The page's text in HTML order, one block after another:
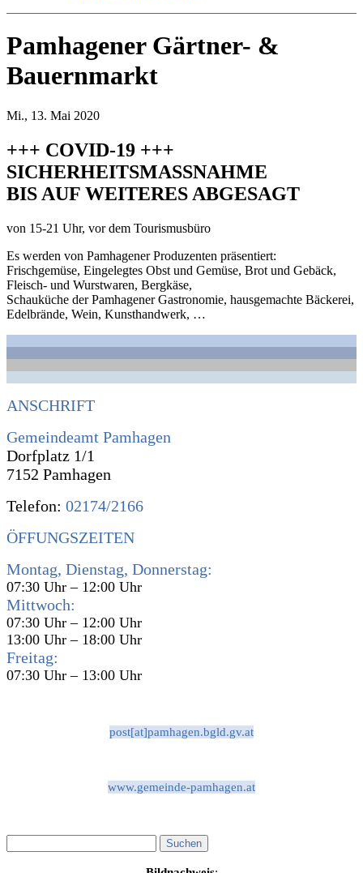
Pamhagener Gärtner- &
Bauernmarkt
Mi., 13. Mai 2020
+++ COVID-19 +++
SICHERHEITSMASSNAHME
BIS AUF WEITERES ABGESAGT
von 15-21 Uhr, vor dem Tourismusbüro
Es werden von Pamhagener Produzenten präsentiert:
Frischgemüse, Eingelegtes Obst und Gemüse, Brot und Gebäck,
Fleisch- und Wurstwaren, Bergkäse,
Schauküche der Pamhagener Gastronomie, hausgemachte Bäckerei,
Edelbrände, Wein, Kunsthandwerk, …
ANSCHRIFT
Gemeindeamt Pamhagen
Dorfplatz 1/1
7152 Pamhagen
Telefon: 02174/2166
ÖFFUNGSZEITEN
Montag, Dienstag, Donnerstag:
07:30 Uhr – 12:00 Uhr
Mittwoch:
07:30 Uhr – 12:00 Uhr
13:00 Uhr – 18:00 Uhr
Freitag:
07:30 Uhr – 13:00 Uhr
post[at]pamhagen.bgld.gv.at
www.gemeinde-pamhagen.at